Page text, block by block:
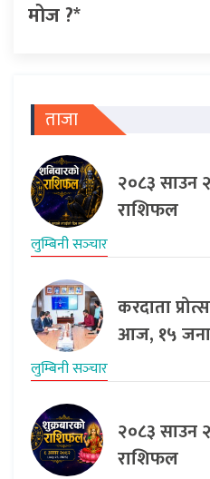
मोज ?*
ताजा
२०८३ साउन
राशिफल
लुम्बिनी सञ्‍चार
करदाता
आज, १५
लुम्बिनी सञ्‍चार
२०८३ साउन
राशिफल